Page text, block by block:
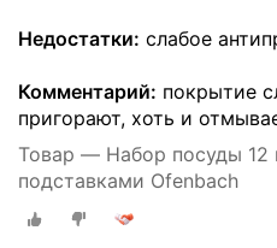
Недостатки: слабое
Комментарий: покрытие
пригорают, хоть и
Товар — Набор посуды 12
подставками Ofenbach